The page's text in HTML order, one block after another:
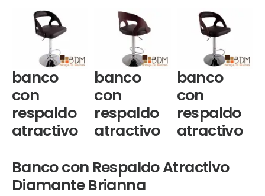
banco
con
respaldo
atractivo
banco
con
respaldo
atractivo
banco
con
respaldo
atractivo
Banco con Respaldo Atractivo
Diamante Brianna